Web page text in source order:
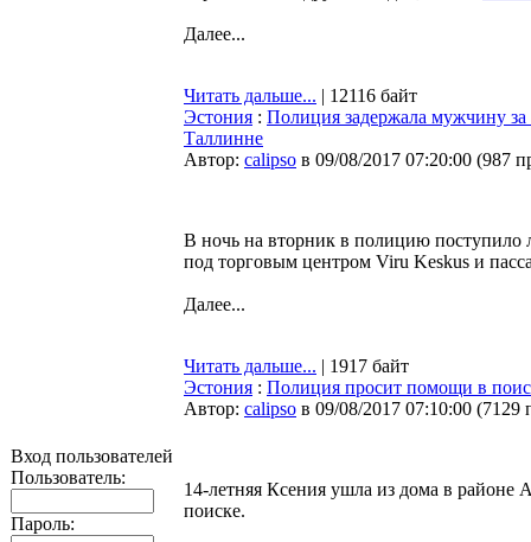
Вход пользователей
Пользователь:
Пароль:
Далее...
Читать дальше... | 12116 байт
Эстония : Полиция задержала мужчину
Таллинне
Автор: calipso в 09/08/2017 07:20:00 (987
В ночь на вторник в полицию поступило
под торговым центром Viru Keskus и
Далее...
Читать дальше... | 1917 байт
Эстония : Полиция просит помощи в
Автор: calipso в 09/08/2017 07:10:00 (7129
14-летняя Ксения ушла из дома в районе
поиске.